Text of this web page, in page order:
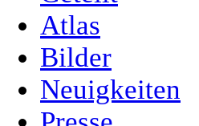
Atlas
Bilder
Neuigkeiten